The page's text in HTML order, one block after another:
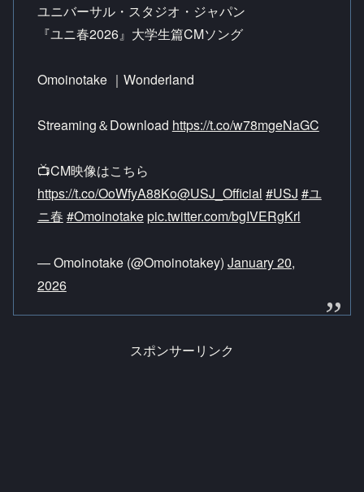
ユニバーサル・スタジオ・ジャパン
『ユニ春2026』大学生篇CMソング
Omoinotake ｜Wonderland
Streaming＆Download https://t.co/w78mgeNaGC
📺CM映像はこちら
https://t.co/OoWfyA88Ko@USJ_Official #USJ #ユ
ニ春 #Omoinotakepic.twitter.com/bgIVERgKrl
— Omoinotake (@Omoinotakey) January 20,
2026
スポンサーリンク